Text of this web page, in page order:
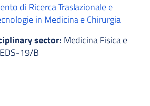
di Ricerca Traslazionale e
in Medicina e Chirurgia
sector: Medicina Fisica e
19/B